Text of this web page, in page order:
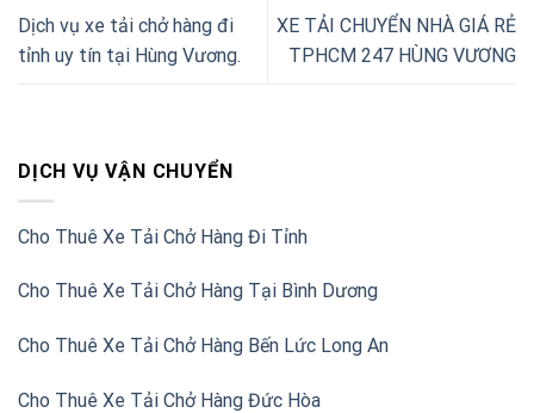
DỊCH VỤ VẬN CHUYỂN
Cho Thuê Xe Tải Chở Hàng Đi Tỉnh
Cho Thuê Xe Tải Chở Hàng Tại Bình Dương
Cho Thuê Xe Tải Chở Hàng Bến Lức Long An
Cho Thuê Xe Tải Chở Hàng Đức Hòa
Dịch vụ xe tải chở hàng đi
tỉnh uy tín tại Hùng Vương.
XE TẢI CHUYỂN NHÀ GIÁ RẺ
TPHCM 247 HÙNG VƯƠNG